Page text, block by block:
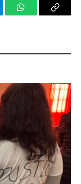
WhatsAppCopy